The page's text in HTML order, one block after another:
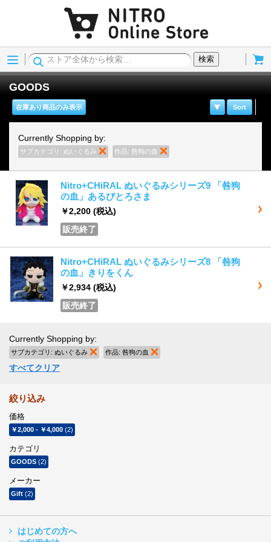
Menu
検索
GOODS
Sort
在庫あり商品のみ表示
Currently Shopping by:
サブカテゴリ: ぬいぐるみ 商品の削除
作品: 咎狗の血
Nitro+CHiRAL ぬいぐるみシリーズ9 「咎狗
の血」あるびとろさま
￥2,200 (税込)
販売終了
Nitro+CHiRAL ぬいぐるみシリーズ8 「咎狗
の血」きりをくん
￥2,934 (税込)
販売終了
Currently Shopping by:
サブカテゴリ: ぬいぐるみ 商品の削除
作品: 咎狗の血
すべてクリア
絞り込み
価格
￥2,000 - ￥4,000 (2)
カテゴリ
GOODS (2)
メーカー
Gift (2)
はじめての方へ